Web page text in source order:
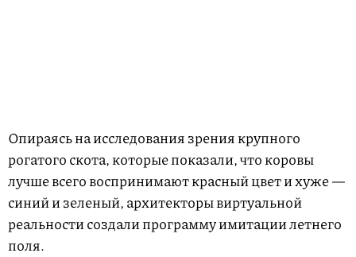
Опираясь на исследования зрения крупного
рогатого скота, которые показали, что коровы
лучше всего воспринимают красный цвет и хуже —
синий и зеленый, архитекторы виртуальной
реальности создали программу имитации летнего
поля.